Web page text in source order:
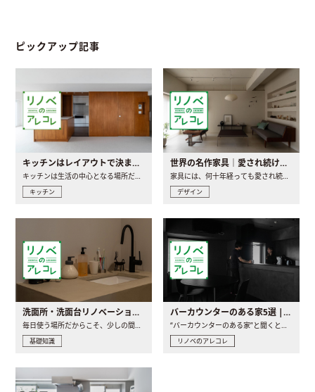
ピックアップ記事
キッチンはレイアウトで決まる。後悔しないための考え方と選び方
キッチン
世界の名作家具｜愛され続ける理由と一生モノとの出会い方
デザイン
洗面所・洗面台リノベーションの事例と間取りアイデア
毎日使う場所だからこそ、少しの間取りの工夫や素材の選び方で..
基礎知識
バーカウンターのある家5選 | 日常に馴染む“距離の近い”キッチンとは
“バーカウンターのある家”と聞くと、少し特別な、大人のための..
リノベのアレコレ